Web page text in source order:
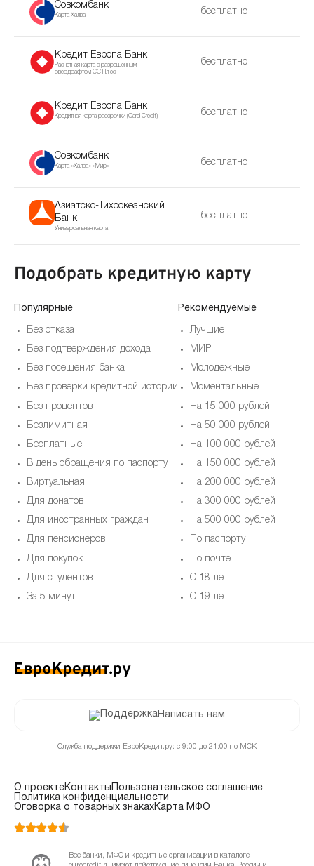
Совкомбанк
Карта Халва бесплатно
Кредит Европа Банк
Расчётная карта с разрешённым
овердрафтом CC Плюс
бесплатно
Кредит Европа Банк
Кредитная карта рассрочки (Сard Сredit) бесплатно
Совкомбанк
Карта «Халва» «Мир» бесплатно
Азиатско-Тихоокеанский
Банк
Универсальная карта
бесплатно
Подобрать кредитную карту
Популярные
Без отказа
Без подтверждения дохода
Без посещения банка
Без проверки кредитной истории
Без процентов
Безлимитная
Бесплатные
В день обращения по паспорту
Виртуальная
Для донатов
Для иностранных граждан
Для пенсионеров
Для покупок
Для студентов
За 5 минут
Рекомендуемые
Лучшие
МИР
Молодежные
Моментальные
На 15 000 рублей
На 50 000 рублей
На 100 000 рублей
На 150 000 рублей
На 200 000 рублей
На 300 000 рублей
На 500 000 рублей
По паспорту
По почте
С 18 лет
С 19 лет
Написать нам
Служба поддержки ЕвроКредит.ру: с 9:00 до 21:00 по МСК
О проектеКонтакты Пользовательское соглашение
Политика конфиденциальности
Оговорка о товарных знакахКарта МФО
Все банки, МФО и кредитные организации в каталоге